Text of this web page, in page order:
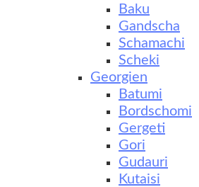
Baku
Gandscha
Schamachi
Scheki
Georgien
Batumi
Bordschomi
Gergeti
Gori
Gudauri
Kutaisi